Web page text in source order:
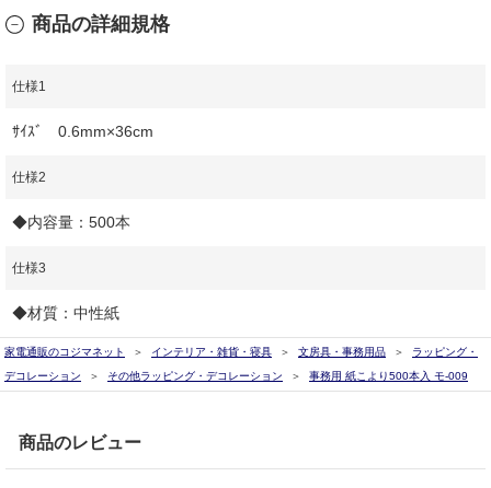
商品の詳細規格
仕様1
ｻｲｽﾞ 0.6mm×36cm
仕様2
◆内容量：500本
仕様3
◆材質：中性紙
家電通販のコジマネット インテリア・雑貨・寝具 文房具・事務用品
ラッピング・
デコレーション
その他ラッピング・デコレーション 事務用 紙こより500本入 モ-009
商品のレビュー